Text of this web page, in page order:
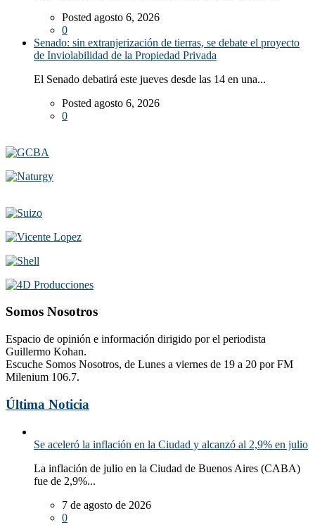
Posted agosto 6, 2026
0
Senado: sin extranjerización de tierras, se debate el proyecto
de Inviolabilidad de la Propiedad Privada
El Senado debatirá este jueves desde las 14 en una...
Posted agosto 6, 2026
0
Somos Nosotros
Espacio de opinión e información dirigido por el periodista
Guillermo Kohan.
Escuche Somos Nosotros, de Lunes a viernes de 19 a 20 por FM
Milenium 106.7.
Última Noticia
Se aceleró la inflación en la Ciudad y alcanzó al 2,9% en julio
La inflación de julio en la Ciudad de Buenos Aires (CABA)
fue de 2,9%...
7 de agosto de 2026
0